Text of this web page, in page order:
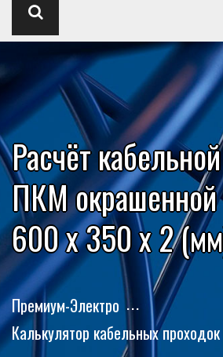
Расчёт
ПКМ
600 x 350 x 2
Премиум-Электро
Калькулятор кабельных